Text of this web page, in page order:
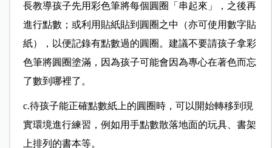
長教導孩子先用彩色筆將每個圓圈「串起來」，之後再
進行點數；或利用貼紙貼到圓圈之中（亦可使用數字貼
紙），以便記錄有點數過的圓圈。建議不要請孩子拿彩
色筆將圓圈塗滿，因為孩子可能會因為專心在著色而忘
了數到哪裡了。
c.待孩子能正確點數紙上的圓圈時，可以開始轉移到現
實環境進行練習，例如用手點數散落地面的玩具、書架
上排列的書本等。